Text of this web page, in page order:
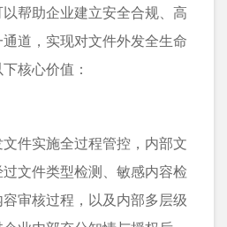
帮助企业建立安全合规、高
道，实现对文件外发全生命
核心价值：
件实施全过程管控，内部文
文件类型检测、敏感内容检
审核过程，以及内部多层级